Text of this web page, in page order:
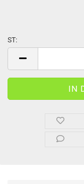
ST: